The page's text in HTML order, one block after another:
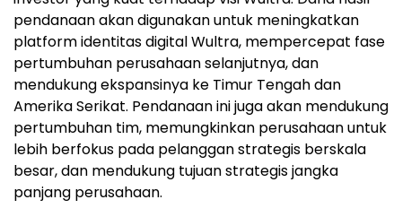
pendanaan akan digunakan untuk meningkatkan
platform identitas digital Wultra, mempercepat fase
pertumbuhan perusahaan selanjutnya, dan
mendukung ekspansinya ke Timur Tengah dan
Amerika Serikat. Pendanaan ini juga akan mendukung
pertumbuhan tim, memungkinkan perusahaan untuk
lebih berfokus pada pelanggan strategis berskala
besar, dan mendukung tujuan strategis jangka
panjang perusahaan.